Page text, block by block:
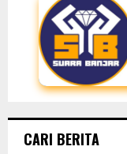
CARI BERITA